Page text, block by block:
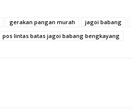
gerakan pangan murah jagoi babang
pos lintas batas jagoi babang bengkayang